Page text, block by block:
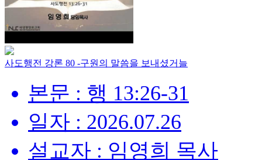
사도행전 강론 80 -구원의 말씀을 보내셨거늘
본문 : 행 13:26-31
일자 : 2026.07.26
설교자 : 임영희 목사